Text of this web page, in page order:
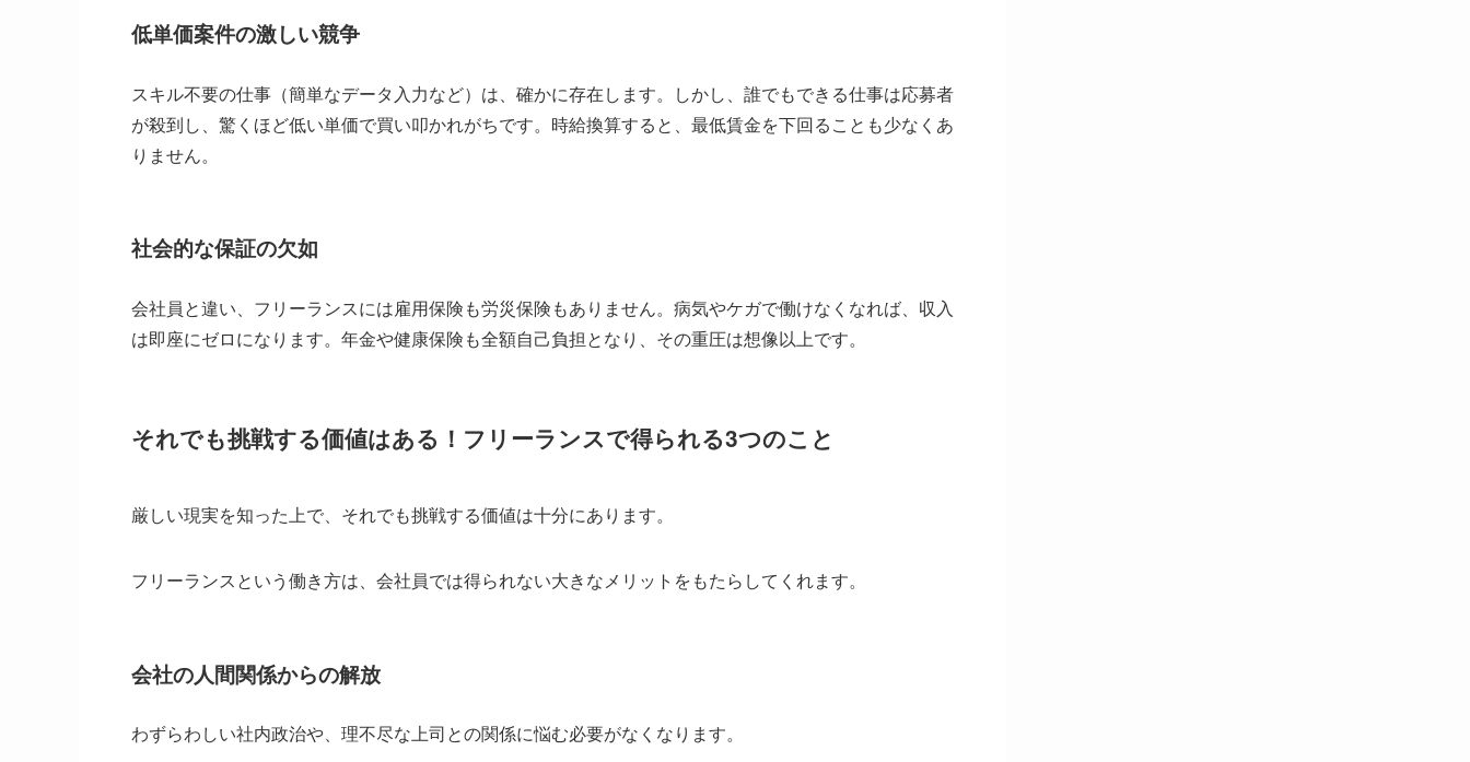
低単価案件の激しい競争
スキル不要の仕事（簡単なデータ入力など）は、確かに存在します。しかし、誰でもできる仕事は応募者
が殺到し、驚くほど低い単価で買い叩かれがちです。時給換算すると、最低賃金を下回ることも少なくあ
りません。
社会的な保証の欠如
会社員と違い、フリーランスには雇用保険も労災保険もありません。病気やケガで働けなくなれば、収入
は即座にゼロになります。年金や健康保険も全額自己負担となり、その重圧は想像以上です。
それでも挑戦する価値はある！フリーランスで得られる3つのこと
厳しい現実を知った上で、それでも挑戦する価値は十分にあります。
フリーランスという働き方は、会社員では得られない大きなメリットをもたらしてくれます。
会社の人間関係からの解放
わずらわしい社内政治や、理不尽な上司との関係に悩む必要がなくなります。